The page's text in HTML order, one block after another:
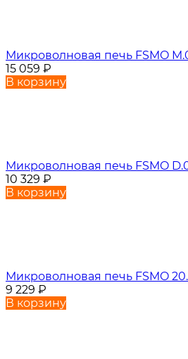
Микроволновая печь FSMO
15 059 ₽
В корзину
Микроволновая печь FSMO
10 329 ₽
В корзину
Микроволновая печь FSMO
9 229 ₽
В корзину